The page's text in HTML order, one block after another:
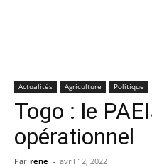
Actualités Agriculture Politique
Togo : le
opérationnel
Par rene - avril 12, 2022